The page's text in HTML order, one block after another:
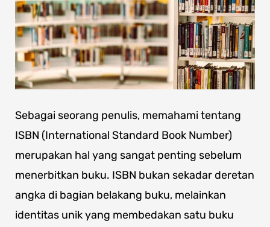
Sebagai seorang penulis, memahami tentang
ISBN (International Standard Book Number)
merupakan hal yang sangat penting sebelum
menerbitkan buku. ISBN bukan sekadar deretan
angka di bagian belakang buku, melainkan
identitas unik yang membedakan satu buku